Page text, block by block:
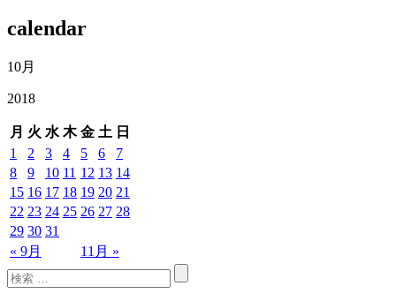
calendar
10月
2018
月 火 水 木 金 土 日
« 9月 11月 »
1 2 3 4 5 6
7
8
9 10 11 12 13 14
15 16 17 18 19 20 21
22 23 24 25 26 27 28
29 30 31